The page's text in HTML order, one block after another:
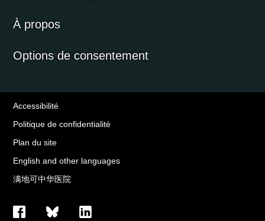
À propos
Options de consentement
Accessibilité
Politique de confidentialité
Plan du site
English and other languages
满地可中华医院